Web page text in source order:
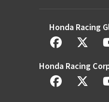
Honda Racing
Honda Racing